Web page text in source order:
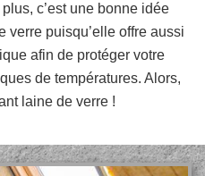
c’est une bonne idée
verre puisqu’elle offre aussi
afin de protéger votre
de températures. Alors,
laine de verre !